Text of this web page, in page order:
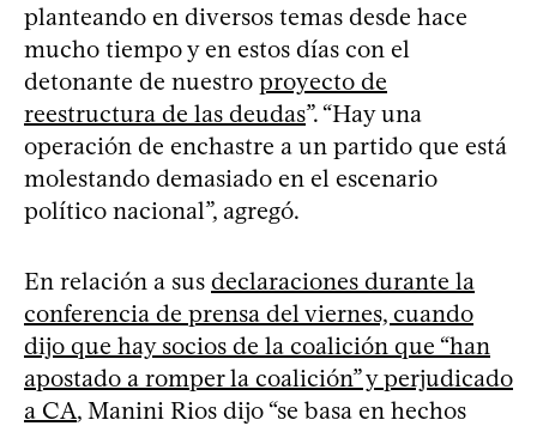
planteando en diversos temas desde hace
mucho tiempo y en estos días con el
detonante de nuestro proyecto de
reestructura de las deudas”. “Hay una
operación de enchastre a un partido que está
molestando demasiado en el escenario
político nacional”, agregó.
En relación a sus declaraciones durante la
conferencia de prensa del viernes, cuando
dijo que hay socios de la coalición que “han
apostado a romper la coalición” y perjudicado
a CA, Manini Rios dijo “se basa en hechos